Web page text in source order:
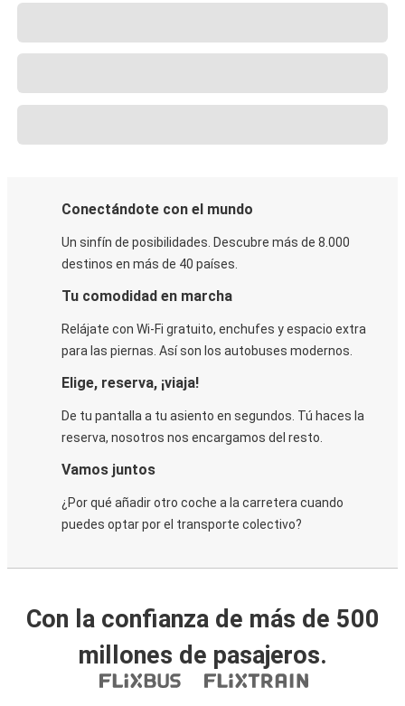
Conectándote con el mundo
Un sinfín de posibilidades. Descubre más de 8.000
destinos en más de 40 países.
Tu comodidad en marcha
Relájate con Wi-Fi gratuito, enchufes y espacio extra
para las piernas. Así son los autobuses modernos.
Elige, reserva, ¡viaja!
De tu pantalla a tu asiento en segundos. Tú haces la
reserva, nosotros nos encargamos del resto.
Vamos juntos
¿Por qué añadir otro coche a la carretera cuando
puedes optar por el transporte colectivo?
Con la confianza de más de 500
millones de pasajeros.